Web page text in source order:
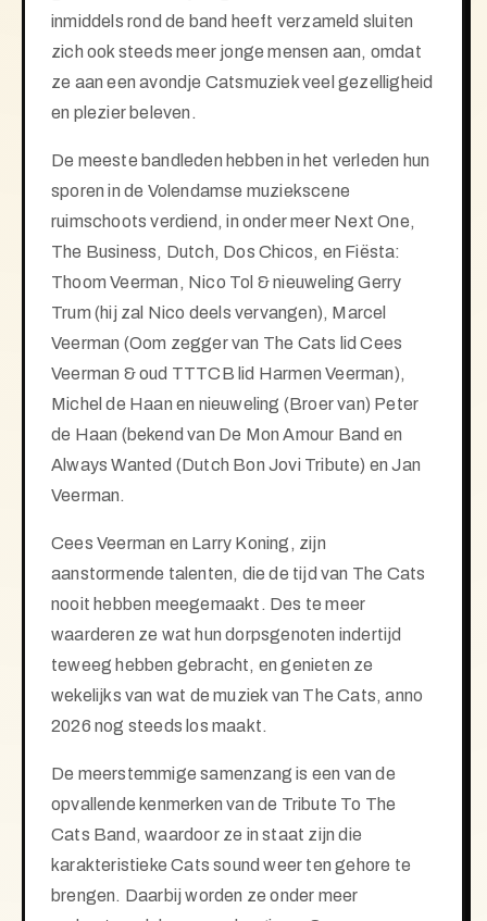
inmiddels rond de band heeft verzameld sluiten
zich ook steeds meer jonge mensen aan, omdat
ze aan een avondje Catsmuziek veel gezelligheid
en plezier beleven.
De meeste bandleden hebben in het verleden hun
sporen in de Volendamse muziekscene
ruimschootsverdiend, in onder meer Next One,
The Business, Dutch, Dos Chicos, en Fiësta:
Thoom Veerman, Nico Tol & nieuweling Gerry
Trum (hij zal Nico deels vervangen), Marcel
Veerman (Oom zegger van The Cats lid Cees
Veerman & oud TTTCB lid Harmen Veerman),
Michel de Haan en nieuweling (Broer van) Peter
de Haan (bekend van De Mon Amour Band en
Always Wanted (Dutch Bon Jovi Tribute) en Jan
Veerman.
Cees Veerman en Larry Koning, zijn
aanstormende talenten, die de tijd van The Cats
nooit hebben meegemaakt. Des te meer
waarderen ze wat hun dorpsgenoten indertijd
teweeg hebben gebracht, engenieten ze
wekelijks van wat de muziek van The Cats, anno
2026 nog steeds los maakt.
De meerstemmige samenzang is een van de
opvallende kenmerken van de Tribute To The
Cats Band,waardoor ze in staat zijn die
karakteristieke Cats sound weer ten gehore te
brengen. Daarbij worden ze onder meer